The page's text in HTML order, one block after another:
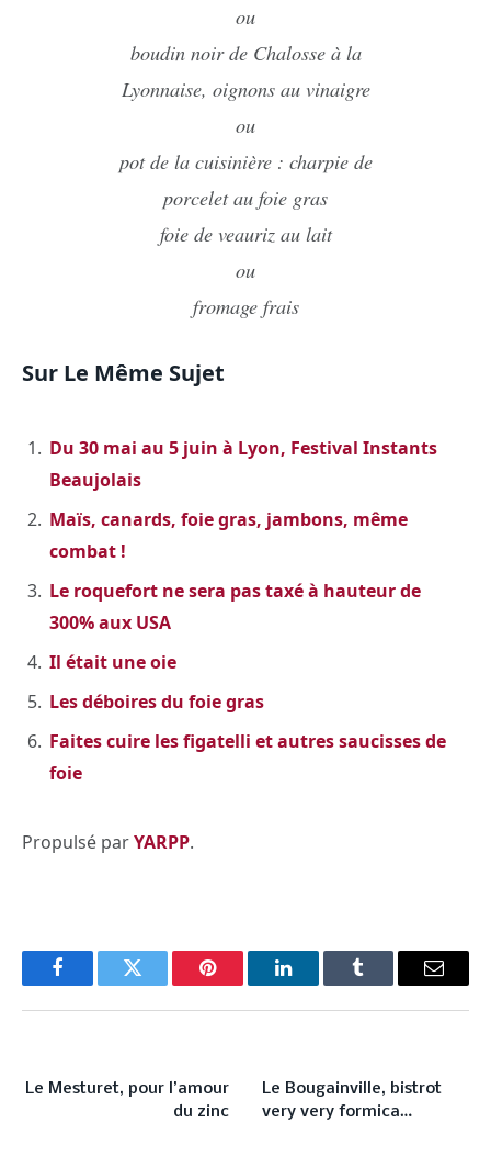
ou
boudin noir de Chalosse à la
Lyonnaise, oignons au vinaigre
ou
pot de la cuisinière : charpie de
porcelet au foie gras
foie de veauriz au lait
ou
fromage frais
Sur Le Même Sujet
Du 30 mai au 5 juin à Lyon, Festival Instants
Beaujolais
Maïs, canards, foie gras, jambons, même
combat !
Le roquefort ne sera pas taxé à hauteur de
300% aux USA
Il était une oie
Les déboires du foie gras
Faites cuire les figatelli et autres saucisses de
foie
Propulsé parYARPP.
FacebookTwitter Pinterest LinkedInTumblr Email
Le Mesturet, pour l’amour
du zinc
Le Bougainville, bistrot
very very formica…